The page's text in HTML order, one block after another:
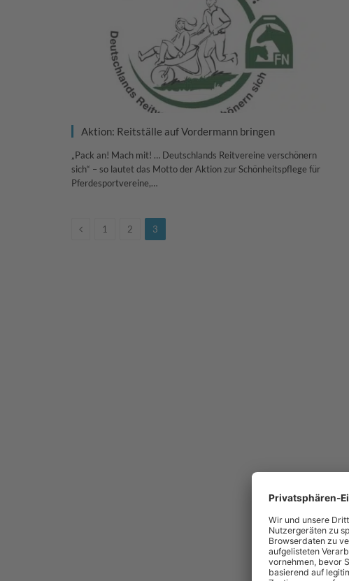
Aktion: Reitställe auf Vordermann bringen
„Pack an! Mach mit! … Deutschlands Reitvereine verschönern
sich“ – so lautet das Motto der Aktion zur Schönheitspflege für
Pferdesportvereine,…
Previous
1 2 3